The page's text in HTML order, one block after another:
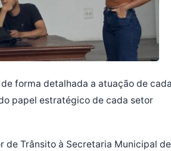
forma detalhada a atuação de
papel estratégico de cada setor
de Trânsito à Secretaria Municipal de